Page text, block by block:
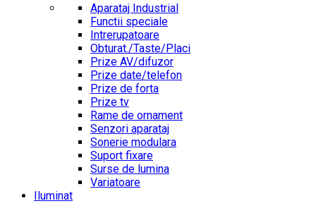
Aparataj Industrial
Functii speciale
Intrerupatoare
Obturat./Taste/Placi
Prize AV/difuzor
Prize date/telefon
Prize de forta
Prize tv
Rame de ornament
Senzori aparataj
Sonerie modulara
Suport fixare
Surse de lumina
Variatoare
Iluminat